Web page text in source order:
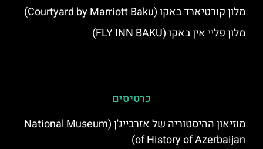
מלון קורטיארד באקו (Courtyard by Marriott Baku)
מלון פליי אין באקו (FLY INN BAKU)
כרטיסים
מוזיאון ההיסטוריה של אזרבייג'ן (National Museum
of History of Azerbaijan)